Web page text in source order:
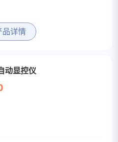
品详情
动显控仪